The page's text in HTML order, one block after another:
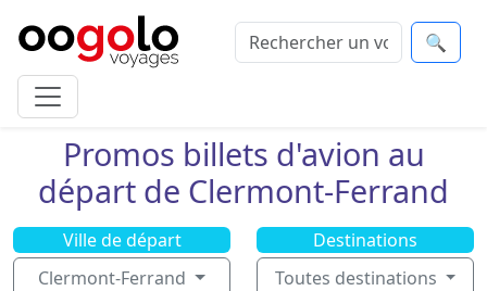
🔍
Promos billets d'avion au
départ de Clermont-Ferrand
Ville de départ
Clermont-Ferrand
Destinations
Toutes destinations